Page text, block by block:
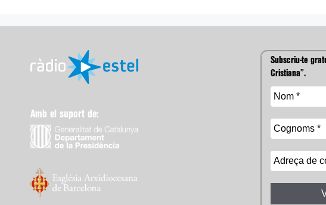
Amb el suport de:
Subscriu-te
Cristiana”.